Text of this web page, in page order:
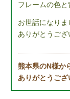
フレームの色
お世話になりま
ありがとうござ
熊本県のN様か
ありがとうご